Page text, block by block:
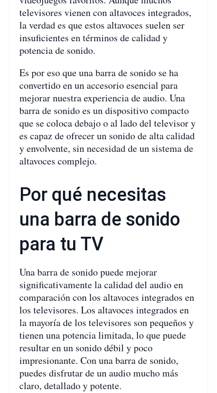
televisores vienen con altavoces integrados,
la verdad es que estos altavoces suelen ser
insuficientes en términos de calidad y
potencia de sonido.
Es por eso que una barra de sonido se ha
convertido en un accesorio esencial para
mejorar nuestra experiencia de audio. Una
barra de sonido es un dispositivo compacto
que se coloca debajo o al lado del televisor y
es capaz de ofrecer un sonido de alta calidad
y envolvente, sin necesidad de un sistema de
altavoces complejo.
Por qué necesitas
una barra de sonido
para tu TV
Una barra de sonido puede mejorar
significativamente la calidad del audio en
comparación con los altavoces integrados en
los televisores. Los altavoces integrados en
la mayoría de los televisores son pequeños y
tienen una potencia limitada, lo que puede
resultar en un sonido débil y poco
impresionante. Con una barra de sonido,
puedes disfrutar de un audio mucho más
claro, detallado y potente.